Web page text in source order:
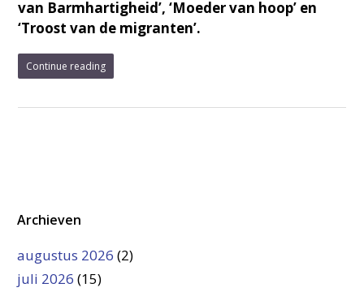
van Barmhartigheid’, ‘Moeder van hoop’ en
‘Troost van de migranten’.
Continue reading
Archieven
augustus 2026 (2)
juli 2026 (15)